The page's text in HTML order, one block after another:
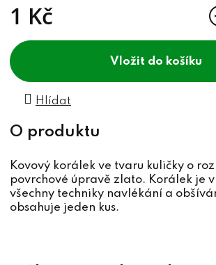
1 Kč
do košíku
Hlídat
Kovový korálek ve tvaru kuličky o
povrchové úpravě zlato. Korálek je
všechny techniky navlékání a
obsahuje jeden kus.